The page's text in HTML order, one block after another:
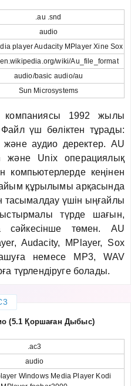
.au .snd
audio
player Audacity MPlayer Xine Sox
wiki/Au_file_format
audio/basic audio/au
Sun Microsystems
1992 жылы
үш бөліктен тұрады:
аудио деректер. AU
және Unix операциялық
компьютерлерде кеңінен
құрылымы арқасында
тасымалдау үшін ыңғайлы
түрде шағын,
төмен. AU
Audacity, MPlayer, Sox
немесе MP3, WAV
түрлендіруге болады.
(5.1 Қоршаған Дыбыс)
.ac3
audio
Windows Media Player Kodi